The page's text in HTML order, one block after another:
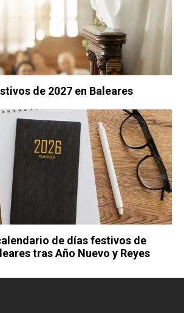
de 2027 en Baleares
de días festivos de
tras Año Nuevo y Reyes